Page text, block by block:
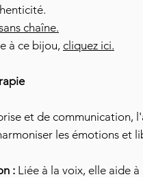
chaîne.
à ce bijou, cliquez ici.
et de communication,
les émotions et
: Liée à la voix, elle aide à